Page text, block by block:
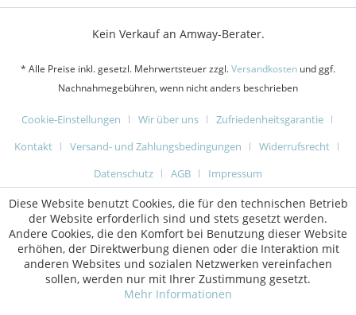
Kein Verkauf an Amway-Berater.
* Alle Preise inkl. gesetzl. Mehrwertsteuer zzgl.Versandkosten und ggf.
Nachnahmegebühren, wenn nicht anders beschrieben
Cookie-Einstellungen Wir über uns
Zufriedenheitsgarantie
Kontakt
Versand- und Zahlungsbedingungen
Widerrufsrecht
Datenschutz
AGB Impressum
Diese Website benutzt Cookies, die für den technischen Betrieb
der Website erforderlich sind und stets gesetzt werden.
Andere Cookies, die den Komfort bei Benutzung dieser Website
erhöhen, der Direktwerbung dienen oder die Interaktion mit
anderen Websites und sozialen Netzwerken vereinfachen
sollen, werden nur mit Ihrer Zustimmung gesetzt.
Mehr Informationen